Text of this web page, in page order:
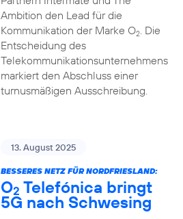
Ambition den Lead für die
Kommunikation der Marke O2. Die
Entscheidung des
Telekommunikationsunternehmens
markiert den Abschluss einer
turnusmäßigen Ausschreibung.
13. August 2025
BESSERES NETZ FÜR NORDFRIESLAND:
O2 Telefónica bringt
5G nach Schwesing